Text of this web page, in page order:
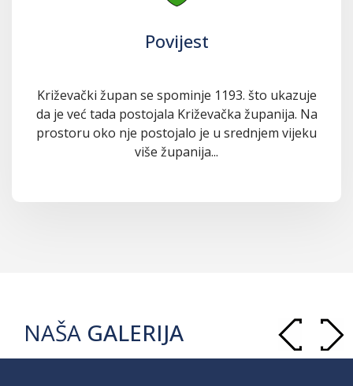
Povijest
Križevački župan se spominje 1193. što ukazuje
da je već tada postojala Križevačka županija. Na
prostoru oko nje postojalo je u srednjem vijeku
više županija...
NAŠA GALERIJA